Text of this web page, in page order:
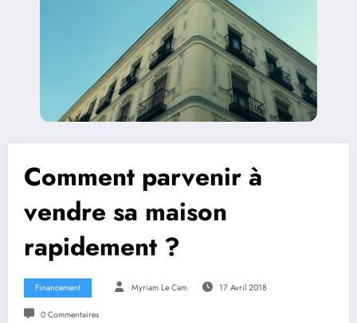
Comment parvenir à
vendre sa maison
rapidement ?
Financement Myriam Le Cam 17 Avril 2018
0 Commentaires